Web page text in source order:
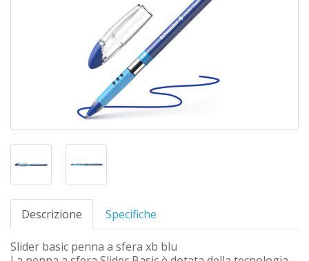
Descrizione Specifiche
Slider basic penna a sfera xb blu